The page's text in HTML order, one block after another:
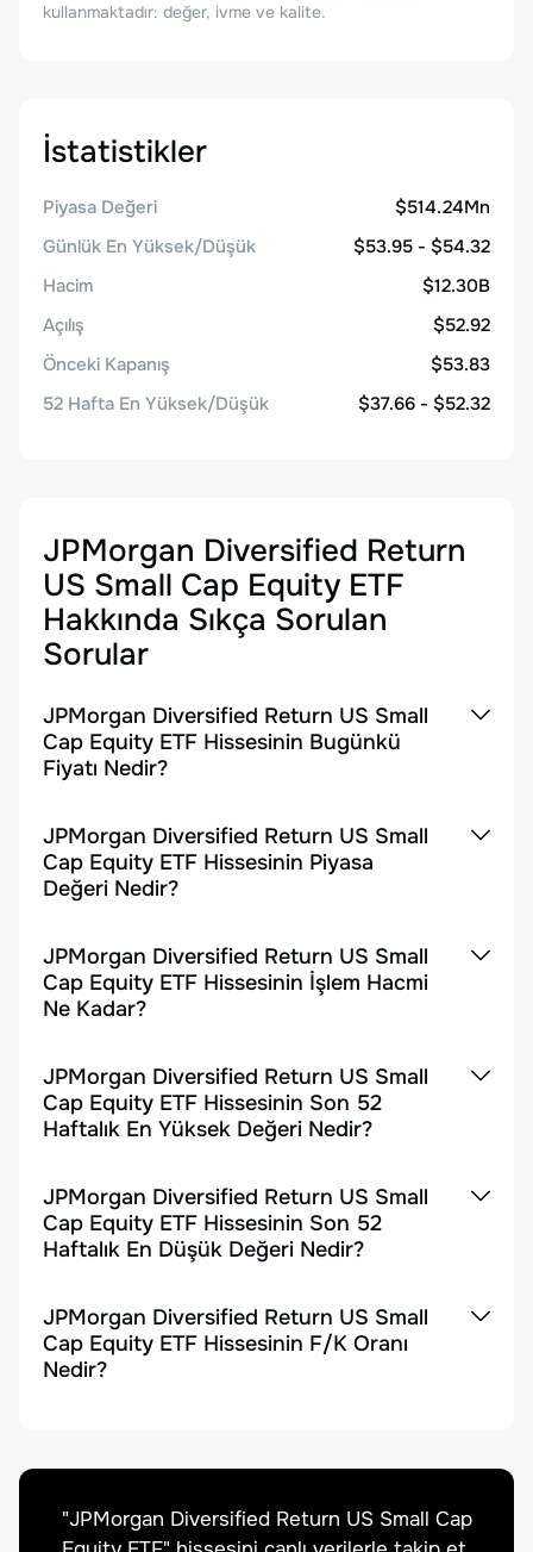
kullanmaktadır: değer, ivme ve kalite.
İstatistikler
Piyasa Değeri
$514.24Mn
Günlük En Yüksek/Düşük
$53.95 - $54.32
Hacim
$12.30B
Açılış
$52.92
Önceki Kapanış
$53.83
52 Hafta En Yüksek/Düşük
$37.66 - $52.32
JPMorgan Diversified Return
US Small Cap Equity ETF
Hakkında Sıkça Sorulan
Sorular
JPMorgan Diversified Return US Small
Cap Equity ETF Hissesinin Bugünkü
Fiyatı Nedir?
JPMorgan Diversified Return US Small
Cap Equity ETF Hissesinin Piyasa
Değeri Nedir?
JPMorgan Diversified Return US Small
Cap Equity ETF Hissesinin İşlem Hacmi
Ne Kadar?
JPMorgan Diversified Return US Small
Cap Equity ETF Hissesinin Son 52
Haftalık En Yüksek Değeri Nedir?
JPMorgan Diversified Return US Small
Cap Equity ETF Hissesinin Son 52
Haftalık En Düşük Değeri Nedir?
JPMorgan Diversified Return US Small
Cap Equity ETF Hissesinin F/K Oranı
Nedir?
"JPMorgan Diversified Return US Small Cap